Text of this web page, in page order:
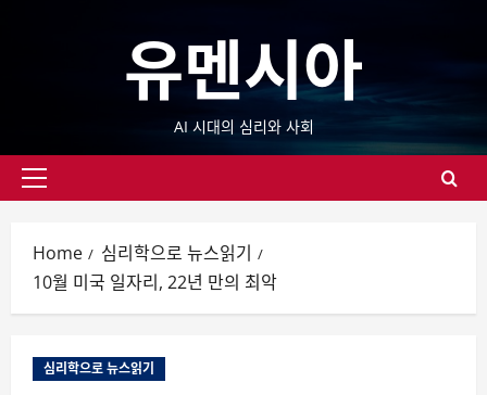
유멘시아
AI 시대의 심리와 사회
Primary
Home
심리학으로 뉴스읽기
10월 미국 일자리, 22년 만의 최악
심리학으로 뉴스읽기